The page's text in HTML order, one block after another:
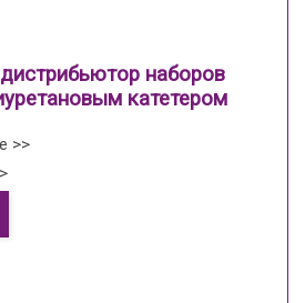
наборов
катетером
>>